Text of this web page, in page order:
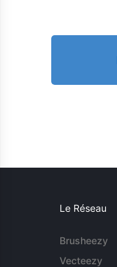
Le Réseau
Brusheezy
Vecteezy